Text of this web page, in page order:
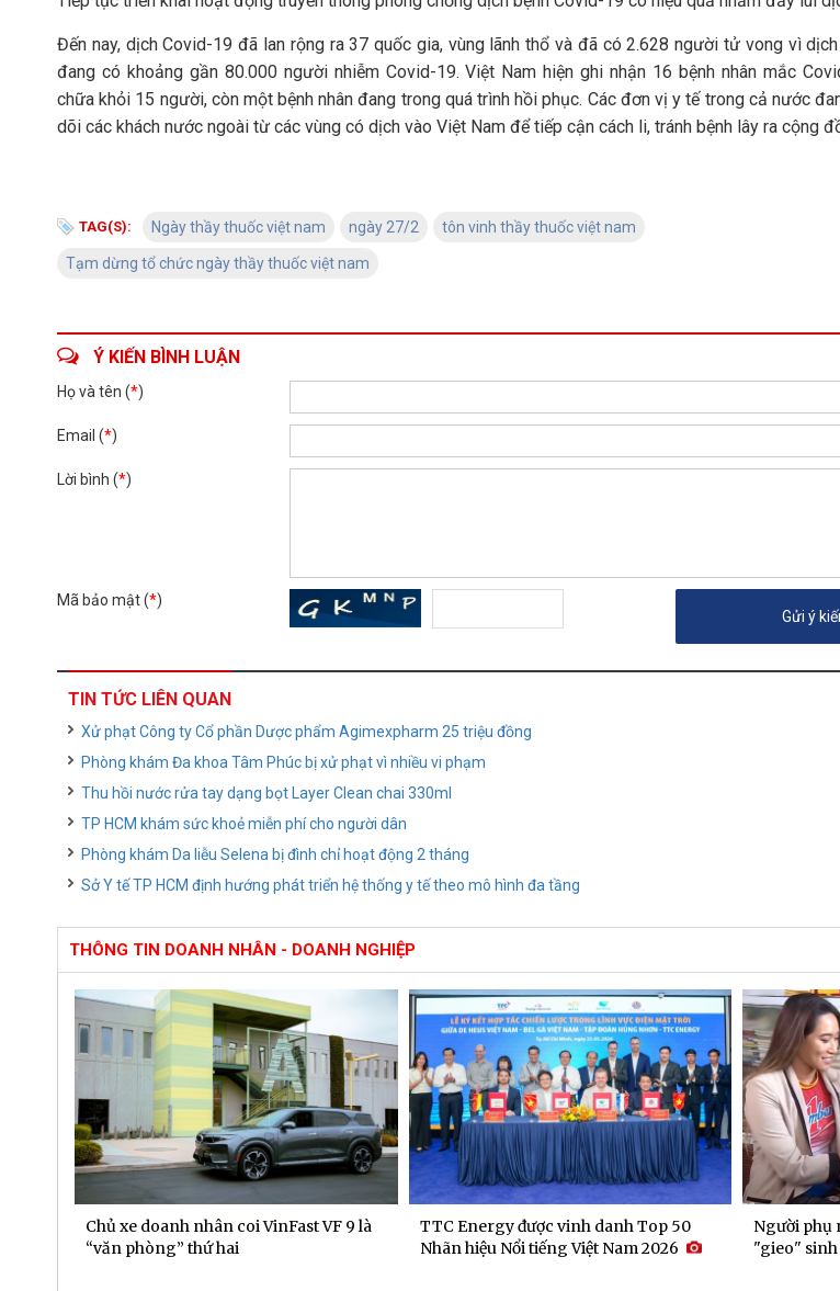
Đến nay, dịch Covid-19 đã lan rộng ra 37 quốc gia, vùng lãnh thổ và đã có 2.628 người tử vong vì dịch
đang có khoảng gần 80.000 người nhiễm Covid-19. Việt Nam hiện ghi nhận 16 bệnh nhân mắc
chữa khỏi 15 người, còn một bệnh nhân đang trong quá trình hồi phục. Các đơn vị y tế trong cả nước
dõi các khách nước ngoài từ các vùng có dịch vào Việt Nam để tiếp cận cách li, tránh bệnh lây ra cộng
TAG(S): Ngày thầy thuốc việt nam ngày 27/2 tôn vinh thầy thuốc việt nam
Tạm dừng tổ chức ngày thầy thuốc việt nam
Ý KIẾN BÌNH LUẬN
Họ và tên (*)
Email (*)
Lời bình (*)
Mã bảo mật (*)
TIN TỨC LIÊN QUAN
Xử phạt Công ty Cổ phần Dược phẩm Agimexpharm 25 triệu đồng
Phòng khám Đa khoa Tâm Phúc bị xử phạt vì nhiều vi phạm
Thu hồi nước rửa tay dạng bọt Layer Clean chai 330ml
TP HCM khám sức khoẻ miễn phí cho người dân
Phòng khám Da liễu Selena bị đình chỉ hoạt động 2 tháng
Sở Y tế TP HCM định hướng phát triển hệ thống y tế theo mô hình đa tầng
THÔNG TIN DOANH NHÂN - DOANH NGHIỆP
Chủ xe doanh nhân coi VinFast VF 9 là
“văn phòng” thứ hai
TTC Energy được vinh danh Top 50
Nhãn hiệu Nổi tiếng Việt Nam 2026
Người phụ
"gieo" sinh